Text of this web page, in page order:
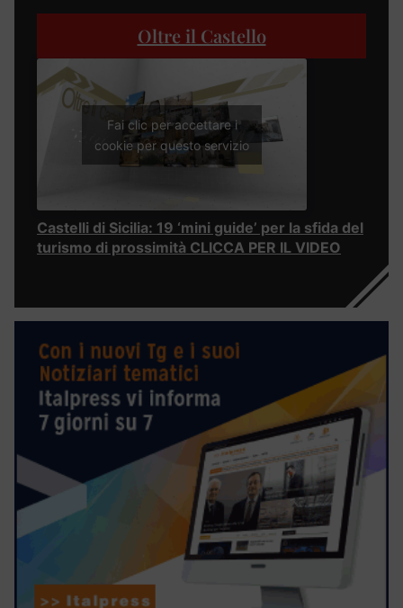
Oltre il Castello
Fai clic per accettare i
cookie per questo servizio
Castelli di Sicilia: 19 ‘mini guide’ per la sfida del
turismo di prossimità CLICCA PER IL VIDEO